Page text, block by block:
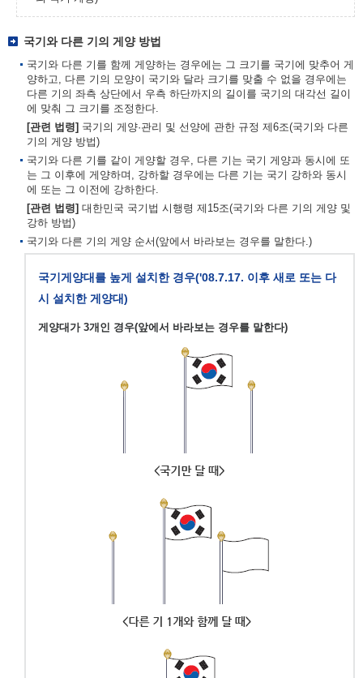
국기와 다른 기의 게양 방법
국기와 다른 기를 함께 게양하는 경우에는 그 크기를 국기에 맞추어 게
양하고, 다른 기의 모양이 국기와 달라 크기를 맞출 수 없을 경우에는
다른 기의 좌측 상단에서 우측 하단까지의 길이를 국기의 대각선 길이
에 맞춰 그 크기를 조정한다.
[관련 법령] 국기의 게양·관리 및 선양에 관한 규정 제6조(국기와 다른
기의 게양 방법)
국기와 다른 기를 같이 게양할 경우, 다른 기는 국기 게양과 동시에 또
는 그 이후에 게양하며, 강하할 경우에는 다른 기는 국기 강하와 동시
에 또는 그 이전에 강하한다.
[관련 법령] 대한민국 국기법 시행령 제15조(국기와 다른 기의 게양 및
강하 방법)
국기와 다른 기의 게양 순서(앞에서 바라보는 경우를 말한다.)
국기게양대를 높게 설치한 경우('08.7.17. 이후 새로 또는 다
시 설치한 게양대)
게양대가 3개인 경우(앞에서 바라보는 경우를 말한다)